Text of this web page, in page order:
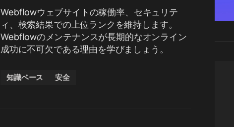
Webflowウェブサイトの稼働率、セキュリテ
ィ、検索結果での上位ランクを維持します。
Webflowのメンテナンスが長期的なオンライン
成功に不可欠である理由を学びましょう。
知識ベース 安全